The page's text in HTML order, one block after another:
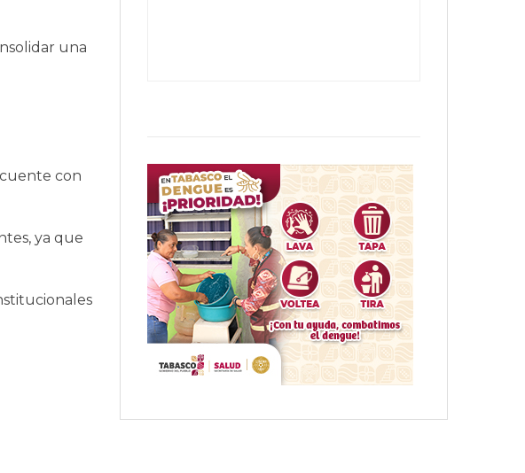
una
con
ya que